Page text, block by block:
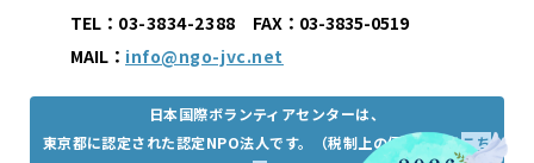
TEL： 03-3834-2388 FAX：03-3835-0519
MAIL： info@ngo-jvc.net
日本国際ボランティアセンターは、
東京都に認定された認定NPO法人です。（税制上の優遇措置はこち